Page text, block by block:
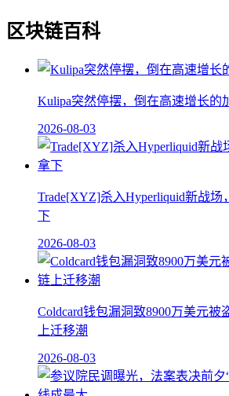
区块链百科
Kulipa突然停摆，倒在高速增长的
2026-08-03
Trade[XYZ]杀入Hyperliquid新战场
下
2026-08-03
Coldcard钱包漏洞致8900万美元被
上迁移潮
2026-08-03